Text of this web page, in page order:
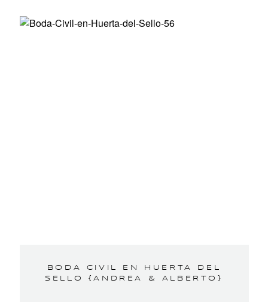
BODA CIVIL EN HUERTA DEL
SELLO {ANDREA & ALBERTO}